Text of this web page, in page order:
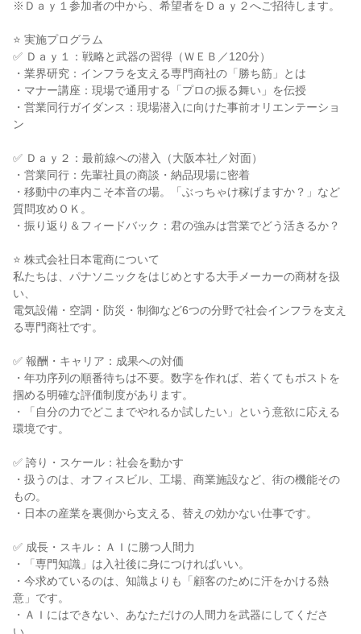
※Ｄａｙ１参加者の中から、希望者をＤａｙ２へご招待します。
⭐ 実施プログラム
✅ Ｄａｙ１：戦略と武器の習得（ＷＥＢ／120分）
・業界研究：インフラを支える専門商社の「勝ち筋」とは
・マナー講座：現場で通用する「プロの振る舞い」を伝授
・営業同行ガイダンス：現場潜入に向けた事前オリエンテーショ
ン
✅ Ｄａｙ２：最前線への潜入（大阪本社／対面）
・営業同行：先輩社員の商談・納品現場に密着
・移動中の車内こそ本音の場。「ぶっちゃけ稼げますか？」など
質問攻めＯＫ。
・振り返り＆フィードバック：君の強みは営業でどう活きるか？
⭐ 株式会社日本電商について
私たちは、パナソニックをはじめとする大手メーカーの商材を扱
い、
電気設備・空調・防災・制御など6つの分野で社会インフラを支え
る専門商社です。
✅ 報酬・キャリア：成果への対価
・年功序列の順番待ちは不要。数字を作れば、若くてもポストを
掴める明確な評価制度があります。
・「自分の力でどこまでやれるか試したい」という意欲に応える
環境です。
✅ 誇り・スケール：社会を動かす
・扱うのは、オフィスビル、工場、商業施設など、街の機能その
もの。
・日本の産業を裏側から支える、替えの効かない仕事です。
✅ 成長・スキル：ＡＩに勝つ人間力
・「専門知識」は入社後に身につければいい。
・今求めているのは、知識よりも「顧客のために汗をかける熱
意」です。
・ＡＩにはできない、あなただけの人間力を武器にしてくださ